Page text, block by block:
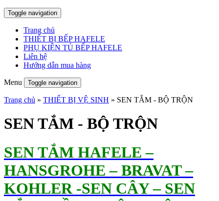
Toggle navigation
Trang chủ
THIẾT BỊ BẾP HAFELE
PHỤ KIỆN TỦ BẾP HAFELE
Liên hệ
Hướng dẫn mua hàng
Menu Toggle navigation
Trang chủ » THIẾT BỊ VỆ SINH » SEN TẮM - BỘ TRỘN
SEN TẮM - BỘ TRỘN
SEN TẮM HAFELE –
HANSGROHE – BRAVAT –
KOHLER -SEN CÂY – SEN